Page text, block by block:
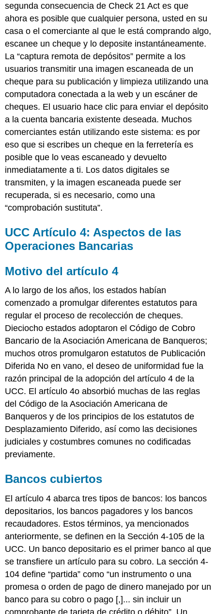
segunda consecuencia de Check 21 Act es que
ahora es posible que cualquier persona, usted en su
casa o el comerciante al que le está comprando algo,
escanee un cheque y lo deposite instantáneamente.
La “captura remota de depósitos” permite a los
usuarios transmitir una imagen escaneada de un
cheque para su publicación y limpieza utilizando una
computadora conectada a la web y un escáner de
cheques. El usuario hace clic para enviar el depósito
a la cuenta bancaria existente deseada. Muchos
comerciantes están utilizando este sistema: es por
eso que si escribes un cheque en la ferretería es
posible que lo veas escaneado y devuelto
inmediatamente a ti. Los datos digitales se
transmiten, y la imagen escaneada puede ser
recuperada, si es necesario, como una
“comprobación sustituta”.
UCC Artículo 4: Aspectos de las
Operaciones Bancarias
Motivo del artículo 4
A lo largo de los años, los estados habían
comenzado a promulgar diferentes estatutos para
regular el proceso de recolección de cheques.
Dieciocho estados adoptaron el Código de Cobro
Bancario de la Asociación Americana de Banqueros;
muchos otros promulgaron estatutos de Publicación
Diferida No en vano, el deseo de uniformidad fue la
razón principal de la adopción del artículo 4 de la
UCC. El artículo 4o absorbió muchas de las reglas
del Código de la Asociación Americana de
Banqueros y de los principios de los estatutos de
Desplazamiento Diferido, así como las decisiones
judiciales y costumbres comunes no codificadas
previamente.
Bancos cubiertos
El artículo 4 abarca tres tipos de bancos: los bancos
depositarios, los bancos pagadores y los bancos
recaudadores. Estos términos, ya mencionados
anteriormente, se definen en la Sección 4-105 de la
UCC. Un banco depositario es el primer banco al que
se transfiere un artículo para su cobro. La sección 4-
104 define “partida” como “un instrumento o una
promesa o orden de pago de dinero manejado por un
banco para su cobro o pago [,]... sin incluir un